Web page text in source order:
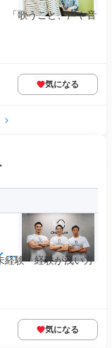
「歌うこと、声や音
気になる
60
経験・経験が浅い方
気になる